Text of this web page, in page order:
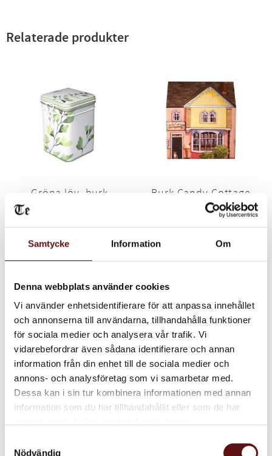
Samtycke Information Om
Denna webbplats använder cookies
Vi använder enhetsidentifierare för att anpassa innehållet
och annonserna till användarna, tillhandahålla funktioner
för sociala medier och analysera vår trafik. Vi
vidarebefordrar även sådana identifierare och annan
information från din enhet till de sociala medier och
annons- och analysföretag som vi samarbetar med.
Dessa kan i sin tur kombinera informationen med annan
information som du har tillhandahållit eller som de har
Nödvändig
Relaterade produkter
Gröna löv, burk
Lägg till i favoriter KÖP
Burk Candy Cottage,
150g
Söt burk i plåt
Lägg till i favoriter
Burk
Plåtburk, 100 gr.